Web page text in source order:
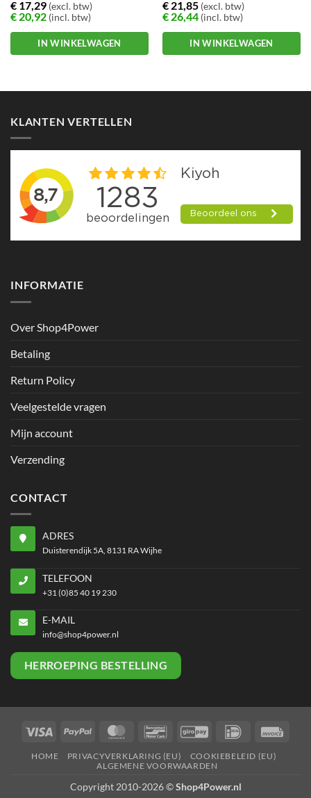
€17,29(excl. btw)
€20,92(incl. btw)
IN WINKELWAGEN
€21,85(excl. btw)
€26,44(incl. btw)
IN WINKELWAGEN
KLANTEN VERTELLEN
INFORMATIE
Over Shop4Power
Betaling
Return Policy
Veelgestelde vragen
Mijn account
Verzending
CONTACT
ADRES
Duisterendijk 5A, 8131 RA Wijhe
TELEFOON
+31 (0)85 40 19 230
E-MAIL
info@shop4power.nl
HERROEPING BESTELLING
Visa PayPal MasterCardBancontactGiroPay IDeal
HOME PRIVACYVERKLARING (EU)
COOKIEBELEID (EU)
ALGEMENE VOORWAARDEN
Copyright 2010-2026 ©Shop4Power.nl